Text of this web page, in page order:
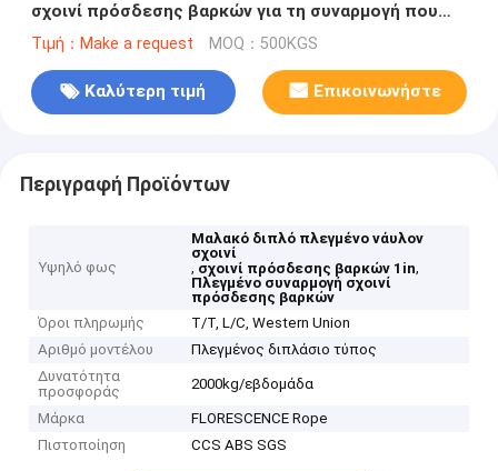
σχοινί πρόσδεσης βαρκών για τη συναρμογή που
πλέκεται
Τιμή：Make a request MOQ：500KGS
Καλύτερη τιμή Επικοινωνήστε
Περιγραφή Προϊόντων
Υψηλό φως
Μαλακό διπλό πλεγμένο νάυλον
σχοινί
, σχοινί πρόσδεσης βαρκών 1in,
Πλεγμένο συναρμογή σχοινί
πρόσδεσης βαρκών
Όροι πληρωμής
T/T, L/C, Western Union
Αριθμό μοντέλου
Πλεγμένος διπλάσιο τύπος
Δυνατότητα
προσφοράς
2000kg/εβδομάδα
Μάρκα
FLORESCENCE Rope
Πιστοποίηση
CCS ABS SGS